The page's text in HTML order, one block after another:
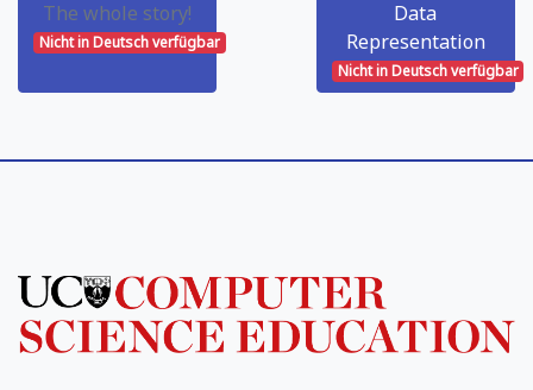
The whole story!
Nicht in Deutsch verfügbar
Data
Representation
Nicht in Deutsch verfügbar